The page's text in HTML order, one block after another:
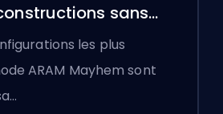
sans
les plus
ARAM Mayhem sont